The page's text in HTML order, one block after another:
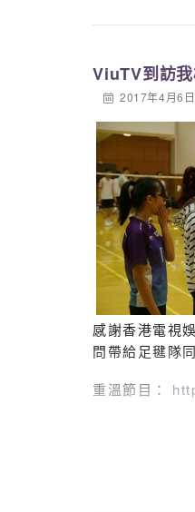
比賽成績：
http://
https://
ViuTV到訪
2017年4月6日
感謝香港電視
問帶給足毽隊
重溫節目：